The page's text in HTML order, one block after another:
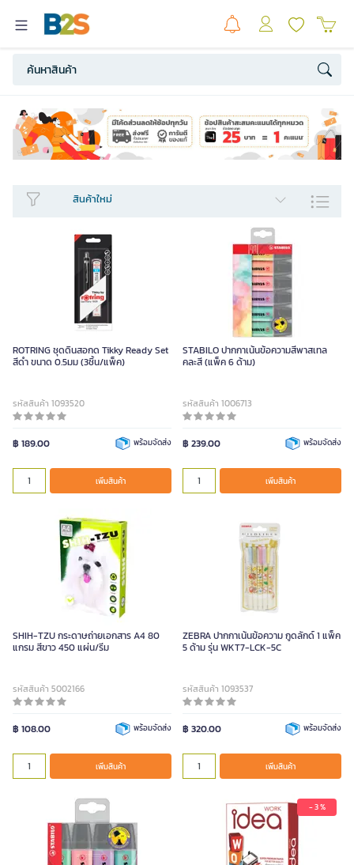
สินค้าใหม่​
ROTRING ชุดดินสอกด Tikky Ready Set
สีดำ ขนาด 0.5มม (3ชิ้น/แพ็ค)
รหัสสินค้า 1093520
฿ 189.00 พร้อมจัดส่ง
เพิ่มสินค้า
STABILO ปากกาเน้นข้อความสีพาสเทล
คละสี (แพ็ค 6 ด้าม)
รหัสสินค้า 1006713
฿ 239.00 พร้อมจัดส่ง
เพิ่มสินค้า
SHIH-TZU กระดาษถ่ายเอกสาร A4 80
แกรม สีขาว 450 แผ่น/รีม
รหัสสินค้า 5002166
฿ 108.00 พร้อมจัดส่ง
เพิ่มสินค้า
ZEBRA ปากกาเน้นข้อความ กูดลักด์ 1 แพ็ค
5 ด้าม รุ่น WKT7-LCK-5C
รหัสสินค้า 1093537
฿ 320.00 พร้อมจัดส่ง
เพิ่มสินค้า
- 3 %